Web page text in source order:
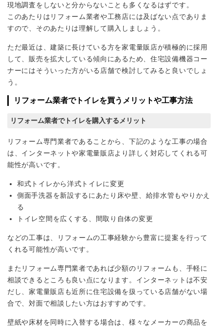
現地調査をしないと分からないことも多くなるはずです。
このあたりはリフォーム業者や工務店には及ばない点でありま
すので、そのあたりは理解して購入しましょう。
ただ最近は、建築に長けている方を家電量販店が積極的に採用
して、販売を拡大している傾向にあるため、住宅設備機器コー
ナーにはそういった方がいる店舗で検討してみると良いでしょ
う。
リフォーム業者でトイレを買うメリットや工事方法
リフォーム業者でトイレを購入するメリット
リフォーム専門業者であることから、下記のような工事の場合
は、インターネットや家電量販店より詳しく対応してくれる可
能性が高いです。
和式トイレから洋式トイレに変更
側面手洗器を新設するにあたり床や壁、給排水管もやりかえ
る
トイレ空間を広くする、間取り自体の変更
などの工事は、リフォームの工事経験から豊富に提案を行って
くれる可能性が高いです。
またリフォーム専門業者であれば少額のリフォームも、手軽に
相談できるところも良い点になります。インターネットは不安
だし、家電量販店も近所に住宅設備を扱っている店舗がない場
合で、対面で相談したい方はおすすめです。
壁紙や床材を同時に入替する場合は、様々なメーカーの商品を